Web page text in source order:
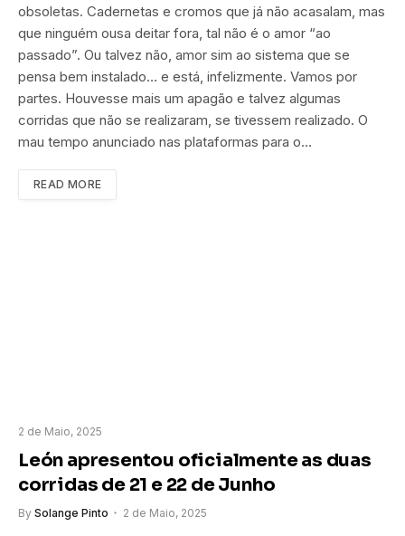
obsoletas. Cadernetas e cromos que já não acasalam, mas
que ninguém ousa deitar fora, tal não é o amor “ao
passado”. Ou talvez não, amor sim ao sistema que se
pensa bem instalado… e está, infelizmente. Vamos por
partes. Houvesse mais um apagão e talvez algumas
corridas que não se realizaram, se tivessem realizado. O
mau tempo anunciado nas plataformas para o…
READ MORE
2 de Maio, 2025
León apresentou oficialmente as duas
corridas de 21 e 22 de Junho
By Solange Pinto 2 de Maio, 2025